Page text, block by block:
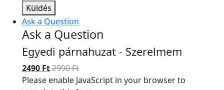
Küldés
Ask a Question
Ask a Question
Egyedi párnahuzat - Szerelmem
2490 Ft2990Ft
Please enable JavaScript in your browser to